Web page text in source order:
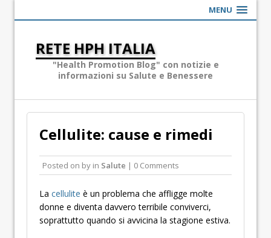
MENU
RETE HPH ITALIA
"Health Promotion Blog" con notizie e
informazioni su Salute e Benessere
Cellulite: cause e rimedi
Posted on by in Salute | 0 Comments
La cellulite è un problema che affligge molte
donne e diventa davvero terribile conviverci,
soprattutto quando si avvicina la stagione estiva.